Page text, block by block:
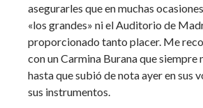
asegurarles que en muchas
«los grandes» ni el Auditorio de
proporcionado tanto placer. Me
con un Carmina Burana que
hasta que subió de nota ayer en sus
sus instrumentos.